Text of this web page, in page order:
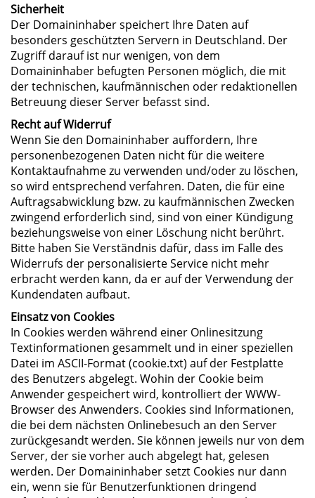
Sicherheit
Der Domaininhaber speichert Ihre Daten auf
besonders geschützten Servern in Deutschland. Der
Zugriff darauf ist nur wenigen, von dem
Domaininhaber befugten Personen möglich, die mit
der technischen, kaufmännischen oder redaktionellen
Betreuung dieser Server befasst sind.
Recht auf Widerruf
Wenn Sie den Domaininhaber auffordern, Ihre
personenbezogenen Daten nicht für die weitere
Kontaktaufnahme zu verwenden und/oder zu löschen,
so wird entsprechend verfahren. Daten, die für eine
Auftragsabwicklung bzw. zu kaufmännischen Zwecken
zwingend erforderlich sind, sind von einer Kündigung
beziehungsweise von einer Löschung nicht berührt.
Bitte haben Sie Verständnis dafür, dass im Falle des
Widerrufs der personalisierte Service nicht mehr
erbracht werden kann, da er auf der Verwendung der
Kundendaten aufbaut.
Einsatz von Cookies
In Cookies werden während einer Onlinesitzung
Textinformationen gesammelt und in einer speziellen
Datei im ASCII-Format (cookie.txt) auf der Festplatte
des Benutzers abgelegt. Wohin der Cookie beim
Anwender gespeichert wird, kontrolliert der WWW-
Browser des Anwenders. Cookies sind Informationen,
die bei dem nächsten Onlinebesuch an den Server
zurückgesandt werden. Sie können jeweils nur von dem
Server, der sie vorher auch abgelegt hat, gelesen
werden. Der Domaininhaber setzt Cookies nur dann
ein, wenn sie für Benutzerfunktionen dringend